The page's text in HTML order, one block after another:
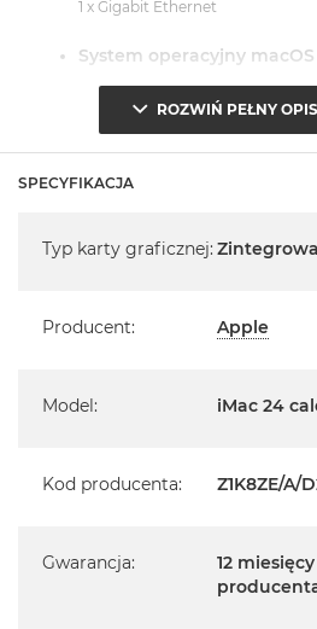
1 x Gigabit Ethernet
System operacyjny
- lub nowszy, z darmową
Informacje o produkcie:
Posiada pełną, 12
Realizowaną w każdym
Szczegółowe informacje na
kontaktując się z naszym
ROZWIŃ PEŁNY
SPECYFIKACJA
Typ karty graficznej:
Producent: Apple
Model: iMac 24
Kod producenta: Z1K8ZE/A/
Gwarancja:
12